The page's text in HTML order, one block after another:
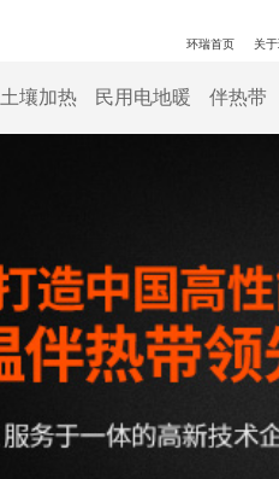
环瑞首页 关
土壤加热 民用电地暖 伴热带